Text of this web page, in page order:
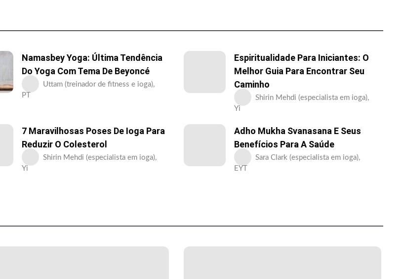
Namasbey Yoga: Última Tendência
Do Yoga Com Tema De Beyoncé
Uttam (treinador de fitness e ioga),
PT
Espiritualidade Para Iniciantes: O
Melhor Guia Para Encontrar Seu
Caminho
Shirin Mehdi (especialista em ioga),
Yi
7 Maravilhosas Poses De Ioga Para
Reduzir O Colesterol
Shirin Mehdi (especialista em ioga),
Yi
Adho Mukha Svanasana E Seus
Benefícios Para A Saúde
Sara Clark (especialista em ioga),
EYT